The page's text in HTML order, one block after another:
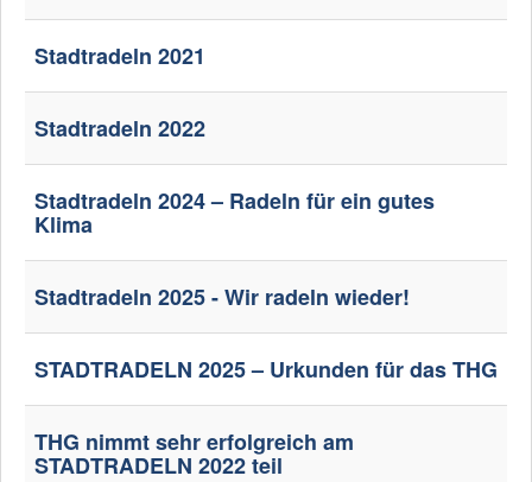
Stadtradeln 2021
Stadtradeln 2022
Stadtradeln 2024 – Radeln für ein gutes
Klima
Stadtradeln 2025 - Wir radeln wieder!
STADTRADELN 2025 – Urkunden für das THG
THG nimmt sehr erfolgreich am
STADTRADELN 2022 teil